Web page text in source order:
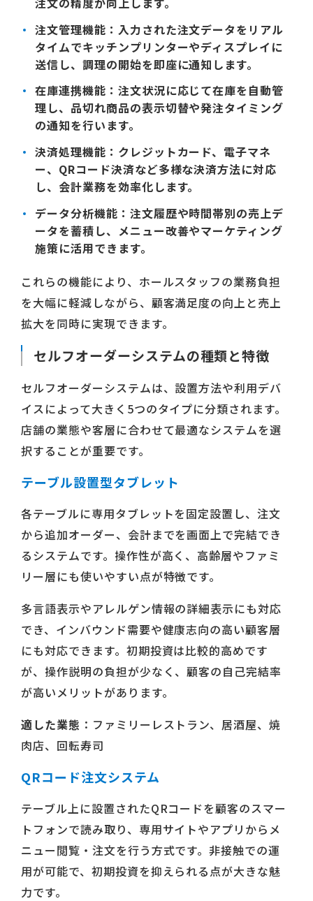
注文管理機能 ：入力された注文データをリアル
タイムでキッチンプリンターやディスプレイに
送信し、調理の開始を即座に通知します。
在庫連携機能 ：注文状況に応じて在庫を自動管
理し、品切れ商品の表示切替や発注タイミング
の通知を行います。
決済処理機能 ：クレジットカード、電子マネ
ー、QRコード決済など多様な決済方法に対応
し、会計業務を効率化します。
データ分析機能 ：注文履歴や時間帯別の売上デ
ータを蓄積し、メニュー改善やマーケティング
施策に活用できます。
これらの機能により、ホールスタッフの業務負担
を大幅に軽減しながら、顧客満足度の向上と売上
拡大を同時に実現できます。
セルフオーダーシステムの種類と特徴
セルフオーダーシステムは、設置方法や利用デバ
イスによって大きく5つのタイプに分類されます。
店舗の業態や客層に合わせて最適なシステムを選
択することが重要です。
テーブル設置型タブレット
各テーブルに専用タブレットを固定設置し、注文
から追加オーダー、会計までを画面上で完結でき
るシステムです。操作性が高く、高齢層やファミ
リー層にも使いやすい点が特徴です。
多言語表示やアレルゲン情報の詳細表示にも対応
でき、インバウンド需要や健康志向の高い顧客層
にも対応できます。初期投資は比較的高めです
が、操作説明の負担が少なく、顧客の自己完結率
が高いメリットがあります。
適した業態 ：ファミリーレストラン、居酒屋、焼
肉店、回転寿司
QRコード注文システム
テーブル上に設置されたQRコードを顧客のスマー
トフォンで読み取り、専用サイトやアプリからメ
ニュー閲覧・注文を行う方式です。非接触での運
用が可能で、初期投資を抑えられる点が大きな魅
力です。